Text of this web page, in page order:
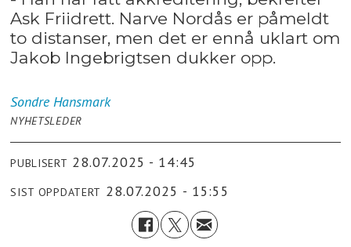
Ask Friidrett. Narve Nordås er påmeldt
to distanser, men det er ennå uklart om
Jakob Ingebrigtsen dukker opp.
Sondre Hansmark
NYHETSLEDER
PUBLISERT 28.07.2025 - 14:45
SIST OPPDATERT 28.07.2025 - 15:55